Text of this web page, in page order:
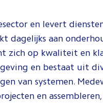
en levert
dagelijks aan
zich op kwaliteit en
en bestaat uit
van systemen.
en